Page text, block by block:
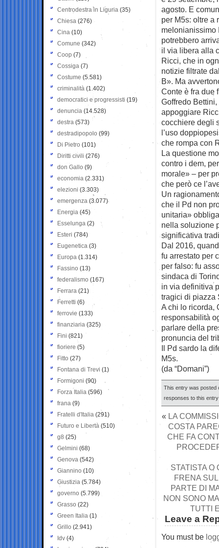
agosto. E
per M5s: oltre a
melonianissimo
potrebbero
il via libera alla
Ricci, che in
notizie filtrate
B». Ma
Conte è fra due
Goffredo
appoggiare
cocchiere degli
l’uso
che rompa con
La questione
contro i dem,
morale» – per
che però ce
Un
che il Pd non
unitaria»
nella soluzione
significativa
Dal 2016,
fu arrestato per
per falso: fu
sindaca di
in via definitiva
tragici di piazza
A chi lo ricorda,
responsabilità
parlare della
pronuncia del
Il Pd sardo la
M5s.
(da “Domani”)
This entry was posted
responses to this
« LA
COSTA
CHE FA
STATISTA O
FRENA
PARTE DI
NON SONO
TUTTI
Leave a
You must be
Centrodestra in Liguria (35)
Chiesa (276)
Cina (10)
Comune (342)
Coop (7)
Cossiga (7)
Costume (5.581)
criminalità (1.402)
democratici e progressisti (19)
denuncia (14.528)
destra (573)
destradipopolo (99)
Di Pietro (101)
Diritti civili (276)
don Gallo (9)
economia (2.331)
elezioni (3.303)
emergenza (3.077)
Energia (45)
Esselunga (2)
Esteri (784)
Eugenetica (3)
Europa (1.314)
Fassino (13)
federalismo (167)
Ferrara (21)
Ferretti (6)
ferrovie (133)
finanziaria (325)
Fini (821)
fioriere (5)
Fitto (27)
Fontana di Trevi (1)
Formigoni (90)
Forza Italia (596)
frana (9)
Fratelli d'Italia (291)
Futuro e Libertà (510)
g8 (25)
Gelmini (68)
Genova (542)
Giannino (10)
Giustizia (5.784)
governo (5.799)
Grasso (22)
Green Italia (1)
Grillo (2.941)
Idv (4)